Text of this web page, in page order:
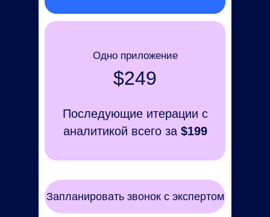
Запланировать звонок с экспертом
Последующие итерации c
аналитикой всего за $199
Одно приложение
$249